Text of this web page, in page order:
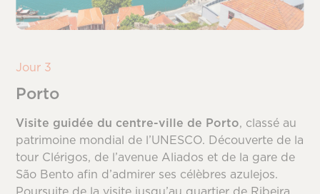
Jour 3
Porto
Visite guidée du centre-ville de Porto, classé au
patrimoine mondial de l’UNESCO. Découverte de la
tour Clérigos, de l’avenue Aliados et de la gare de
São Bento afin d’admirer ses célèbres azulejos.